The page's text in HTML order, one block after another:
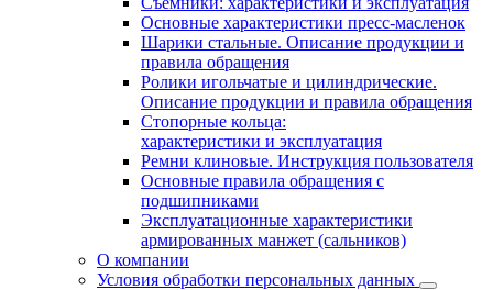
Основные характеристики пресс‑масленок
Шарики стальные. Описание продукции и
правила обращения
Ролики игольчатые и цилиндрические.
Описание продукции и правила обращения
Стопорные кольца:
характеристики и эксплуатация
Ремни клиновые. Инструкция пользователя
Основные правила обращения с
подшипниками
Эксплуатационные характеристики
армированных манжет (сальников)
О компании
Условия обработки персональных данных